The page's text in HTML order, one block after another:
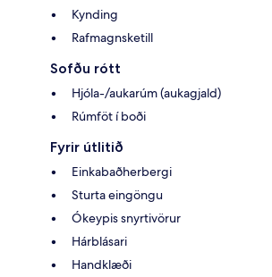
Kynding
Rafmagnsketill
Sofðu rótt
Hjóla-/aukarúm (aukagjald)
Rúmföt í boði
Fyrir útlitið
Einkabaðherbergi
Sturta eingöngu
Ókeypis snyrtivörur
Hárblásari
Handklæði